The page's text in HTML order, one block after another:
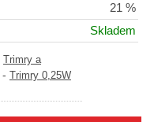
21 %
Skladem
Trimry a
-
Trimry 0,25W